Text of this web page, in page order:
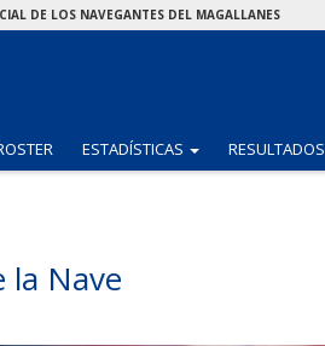
DE LOS NAVEGANTES DEL MAGALLANES
ESTADÍSTICAS (CURRENT)
RESULTADOS
la Nave